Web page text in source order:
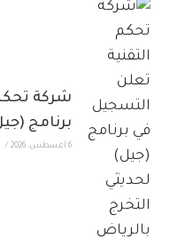
شركة
برنامج
6 أغسطس، 2026 /